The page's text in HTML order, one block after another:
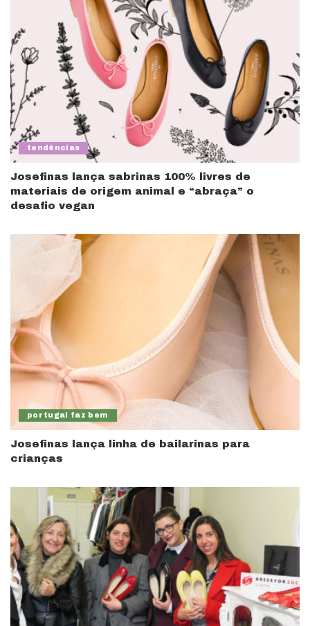
tendências
Josefinas lança sabrinas 100% livres de
materiais de origem animal e “abraça” o
desafio vegan
portugal faz bem
Josefinas lança linha de bailarinas para
crianças